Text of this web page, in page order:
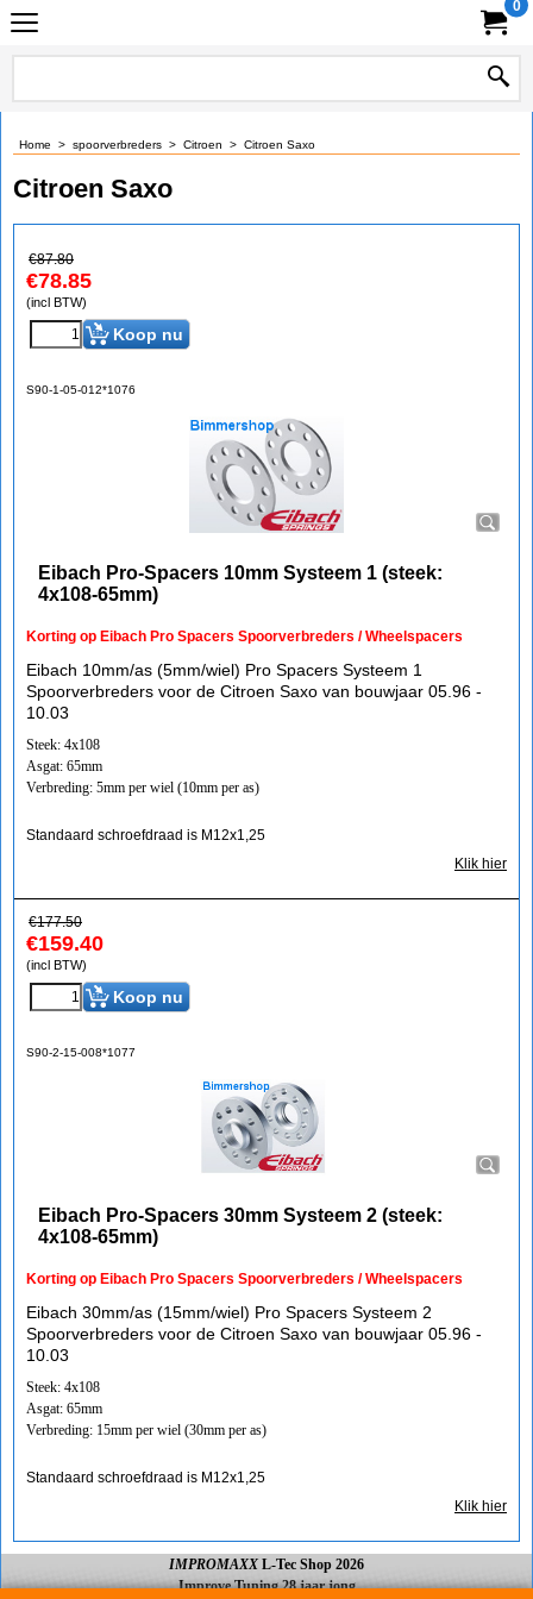
0
Home > spoorverbreders > Citroen > Citroen Saxo
Citroen Saxo
€87.80
€78.85
(incl BTW)
Koop nu
S90-1-05-012*1076
Eibach Pro-Spacers 10mm Systeem 1 (steek:
4x108-65mm)
Korting op Eibach Pro Spacers Spoorverbreders / Wheelspacers
Eibach 10mm/as (5mm/wiel) Pro Spacers Systeem 1
Spoorverbreders voor de Citroen Saxo van bouwjaar 05.96 -
10.03
Steek: 4x108
Asgat: 65mm
Verbreding: 5mm per wiel (10mm per as)
Standaard schroefdraad is M12x1,25
Klik hier
€177.50
€159.40
(incl BTW)
Koop nu
S90-2-15-008*1077
Eibach Pro-Spacers 30mm Systeem 2 (steek:
4x108-65mm)
Korting op Eibach Pro Spacers Spoorverbreders / Wheelspacers
Eibach 30mm/as (15mm/wiel) Pro Spacers Systeem 2
Spoorverbreders voor de Citroen Saxo van bouwjaar 05.96 -
10.03
Steek: 4x108
Asgat: 65mm
Verbreding: 15mm per wiel (30mm per as)
Standaard schroefdraad is M12x1,25
Klik hier
IMPROMAXX L-Tec Shop 2026
Improve Tuning 28 jaar jong